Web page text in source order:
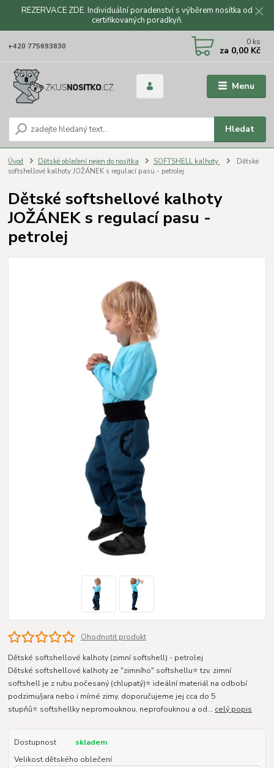
REZERVACE ZDE. Individuální poradenství s výběrem nosítka od
certifikovaných poradkyň.
Menu
Hledat
+420 775693830 0 ks
za 0,00 Kč
Úvod Dětské oblečení nejen do nosítka SOFTSHELL kalhoty
Dětské
softshellové kalhoty JOŽÁNEK s regulací pasu - petrolej
Dětské softshellové kalhoty
JOŽÁNEK s regulací pasu -
petrolej
Ohodnotit produkt
Dětské softshellové kalhoty (zimní softshell) - petrolej
Dětské softshellové kalhoty ze "zimního" softshellu⭐ tzv. zimní
softshell je z rubu počesaný (chlupatý)⭐ ideální materiál na odbobí
podzimu/jara nebo i mírné zimy, doporučujeme jej cca do 5
stupňů⭐ softshellky nepromouknou, neprofouknou a od... celý popis
Dostupnost
skladem
Velikost dětského oblečení